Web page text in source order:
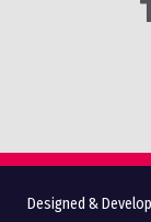
Designed &